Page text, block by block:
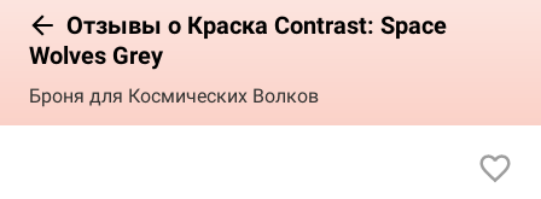
Отзывы о Краска Contrast: Space
Wolves Grey
Броня для Космических Волков